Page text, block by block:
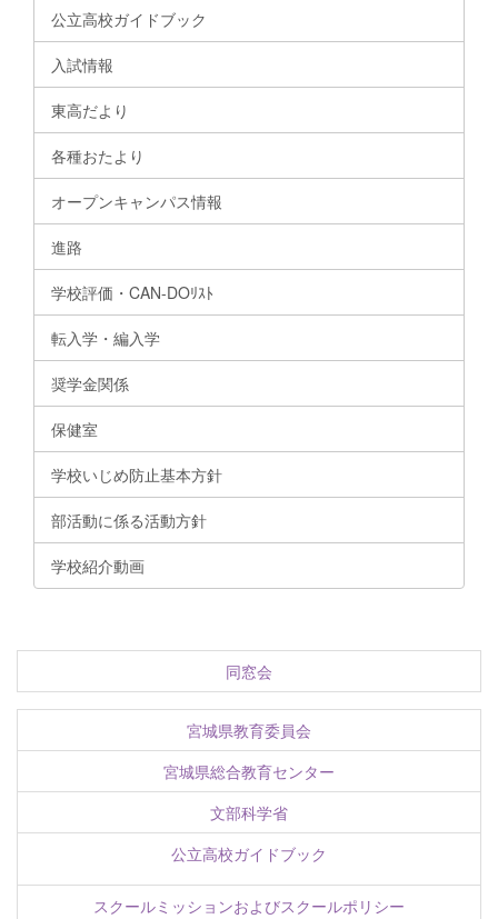
公立高校ガイドブック
入試情報
東高だより
各種おたより
オープンキャンパス情報
進路
学校評価・CAN-DOﾘｽﾄ
転入学・編入学
奨学金関係
保健室
学校いじめ防止基本方針
部活動に係る活動方針
学校紹介動画
同窓会
宮城県教育委員会
宮城県総合教育センター
文部科学省
公立高校ガイドブック
スクールミッションおよびスクールポリシー